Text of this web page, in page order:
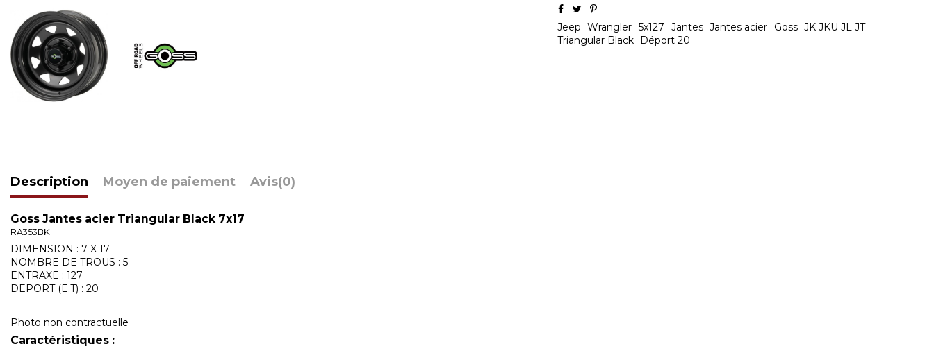
Jeep Wrangler 5x127 Jantes Jantes acier Goss JK JKU JL JT
Triangular Black Déport 20
Description Moyen de paiement Avis(0)
Goss Jantes acier Triangular Black 7x17
RA353BK
DIMENSION : 7 X 17
NOMBRE DE TROUS : 5
ENTRAXE : 127
DEPORT (E.T) : 20
Photo non contractuelle
Caractéristiques :